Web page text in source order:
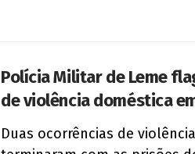
Polícia Militar de Leme
de violência doméstica
Duas ocorrências de